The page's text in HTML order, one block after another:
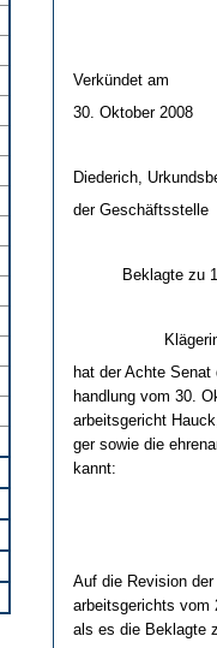
Verkündet am
30. Ok­to­ber 2008
Di­ede­rich,
der Geschäfts­stel­le
Be­klag­te zu
hat der Ach­te
hand­lung vom 30.
ar­beits­ge­richt
ger so­wie die
kannt:
Auf die Re­vi­si­on
ar­beits­ge­richts vom
als es die Be­klag­te